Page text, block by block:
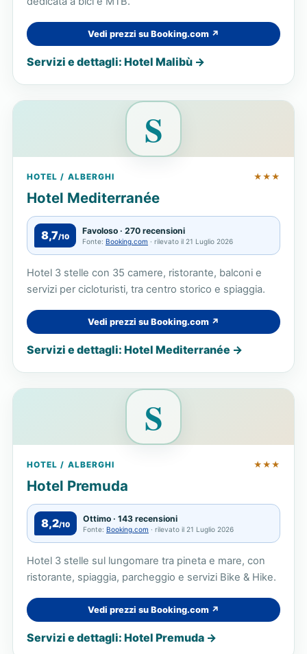
Vedi prezzi su Booking.com ↗
Servizi e dettagli: Hotel Malibù →
S
HOTEL / ALBERGHI ★★★
Hotel Mediterranée
8,7/10
Favoloso · 270 recensioni
Fonte: Booking.com · rilevato il 21 Luglio 2026
Hotel 3 stelle con 35 camere, ristorante, balconi e
servizi per cicloturisti, tra centro storico e spiaggia.
Vedi prezzi su Booking.com ↗
Servizi e dettagli: Hotel Mediterranée →
S
HOTEL / ALBERGHI ★★★
Hotel Premuda
8,2/10
Ottimo · 143 recensioni
Fonte: Booking.com · rilevato il 21 Luglio 2026
Hotel 3 stelle sul lungomare tra pineta e mare, con
ristorante, spiaggia, parcheggio e servizi Bike & Hike.
Vedi prezzi su Booking.com ↗
Servizi e dettagli: Hotel Premuda →